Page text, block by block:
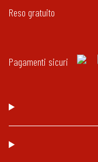
Reso gratuito
Pagamenti sicuri